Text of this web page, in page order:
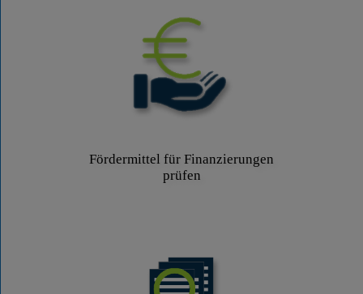
Fördermittel für Finanzierungen
prüfen